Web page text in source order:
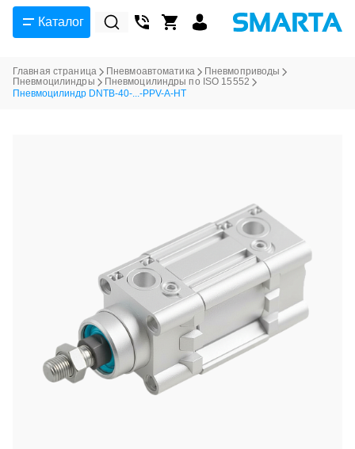
Каталог
Главная страница Пневмоавтоматика
Пневмоприводы
Пневмоцилиндры
Пневмоцилиндры по ISO 15552
Пневмоцилиндр DNTB-40-...-PPV-A-HT